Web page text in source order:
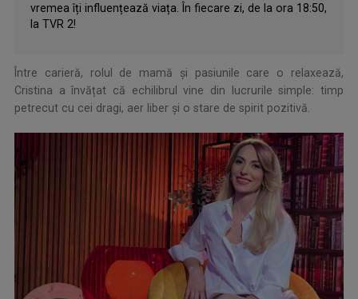
vremea îți influențează viața. În fiecare zi, de la ora 18:50,
la TVR 2!
Între carieră, rolul de mamă și pasiunile care o relaxează,
Cristina a învățat că echilibrul vine din lucrurile simple: timp
petrecut cu cei dragi, aer liber și o stare de spirit pozitivă.